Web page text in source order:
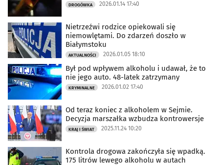
DROGÓWKA 2026.01.14 17:40
Nietrzeźwi rodzice opiekowali się
niemowlętami. Do zdarzeń doszło w
Białymstoku
AKTUALNOŚCI 2026.01.05 18:10
Był pod wpływem alkoholu i udawał, że to
nie jego auto. 48-latek zatrzymany
KRYMINALNE 2026.01.02 17:40
Od teraz koniec z alkoholem w Sejmie.
Decyzja marszałka wzbudza kontrowersje
KRAJ I ŚWIAT 2025.11.24 10:20
Kontrola drogowa zakończyła się wpadką.
175 litrów lewego alkoholu w autach